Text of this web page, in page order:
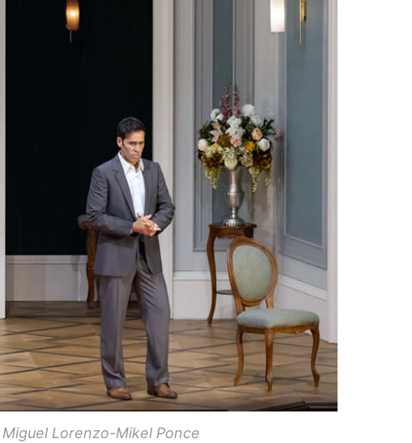
Lorenzo-Mikel Ponce